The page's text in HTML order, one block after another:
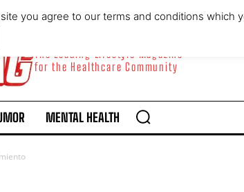
The Leading Lifestyle Magazine
for the Healthcare Community
MENTAL HEALTH
you agree to our terms and conditions which